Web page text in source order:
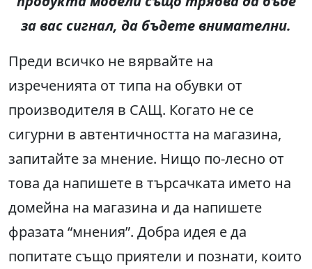
за вас сигнал, да бъдете внимателни.
Преди всичко не вярвайте на
изреченията от типа на обувки от
производителя в САЩ. Когато не се
сигурни в автентичността на магазина,
запитайте за мнение. Нищо по-лесно от
това да напишете в търсачката името на
домейна на магазина и да напишете
фразата “мнения”. Добра идея е да
попитате също приятели и познати, които